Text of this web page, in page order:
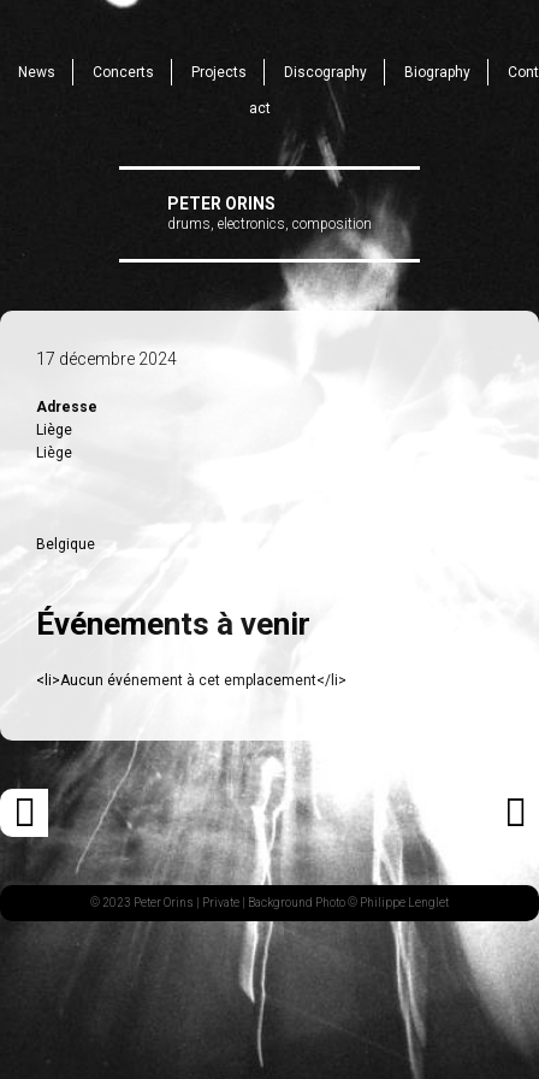
News Concerts Projects Discography Biography Cont
act
PETER ORINS
drums, electronics, composition
17 décembre 2024
Adresse
Liège
Liège
Belgique
Événements à venir
<li>Aucun événement à cet emplacement</li>
Navigation
des
articles
ARTICLE
PRÉCÉDENT© 2023 Peter Orins | Private | Background Photo © Philippe Lenglet